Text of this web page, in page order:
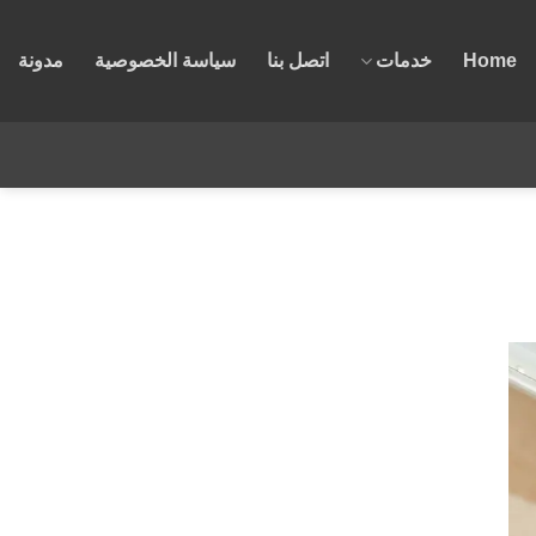
Home خدمات اتصل بنا سياسة الخصوصية مدونة